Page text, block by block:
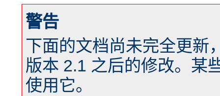
警告
下面的文档尚未完全更新
版本 2.1 之后的修改。某
使用它。